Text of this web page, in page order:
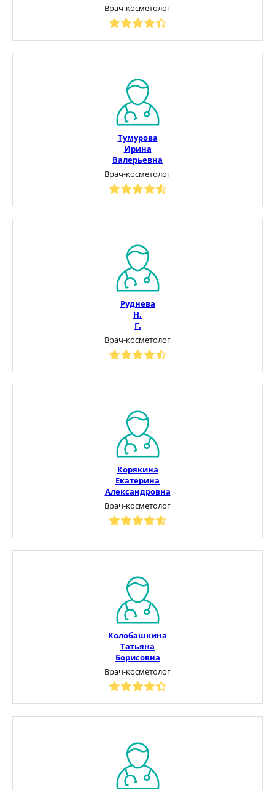
Врач-косметолог
Тумурова
Ирина
Валерьевна
Врач-косметолог
Руднева
Н.
Г.
Врач-косметолог
Корякина
Екатерина
Александровна
Врач-косметолог
Колобашкина
Татьяна
Борисовна
Врач-косметолог